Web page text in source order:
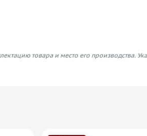
товара и место его производства.